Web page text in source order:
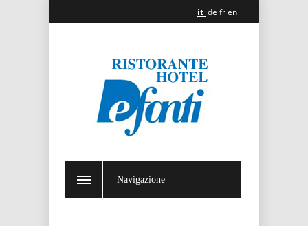
it de fren
Navigazione